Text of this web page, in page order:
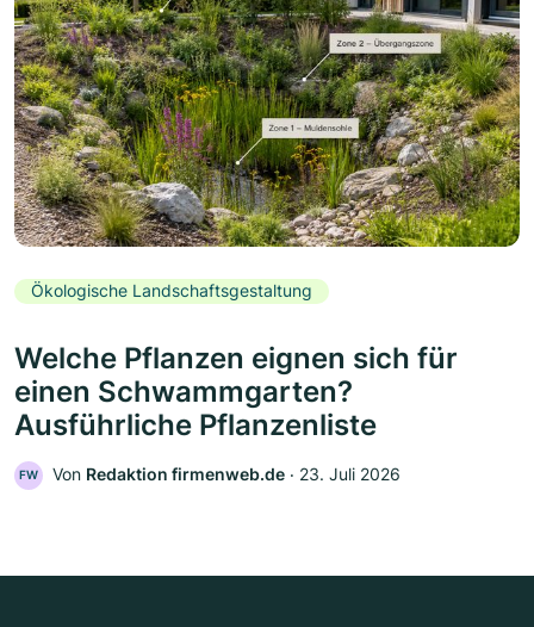
Ökologische Landschaftsgestaltung
Welche Pflanzen eignen sich für
einen Schwammgarten?
Ausführliche Pflanzenliste
FW Von Redaktion firmenweb.de ‧ 23. Juli 2026